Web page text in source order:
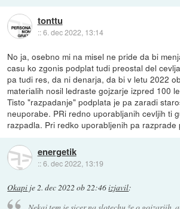
tonttu
::6. dec 2022, 13:14
No ja, osebno mi na misel ne pride da bi
casu ko zgonis podplat tudi preostal del
pa tudi res, da ni denarja, da bi v letu 2022
materialih nosil ledraste gojzarje izpred 100
Tisto "razpadanje" podplata je pa zaradi
neuporabe. PRi redno uporabljanih cevljih ti
razpadla. Pri redko uporabljenih pa razprade
energetik
::6. dec 2022, 13:19
Okapi je2. dec 2022 ob 22:46izjavil: